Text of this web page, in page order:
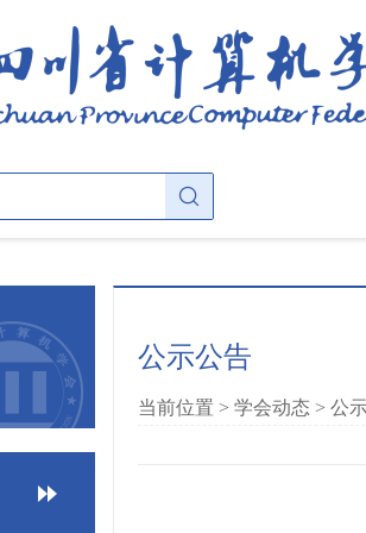
公示公告
当前位置 > 学会动态 > 公